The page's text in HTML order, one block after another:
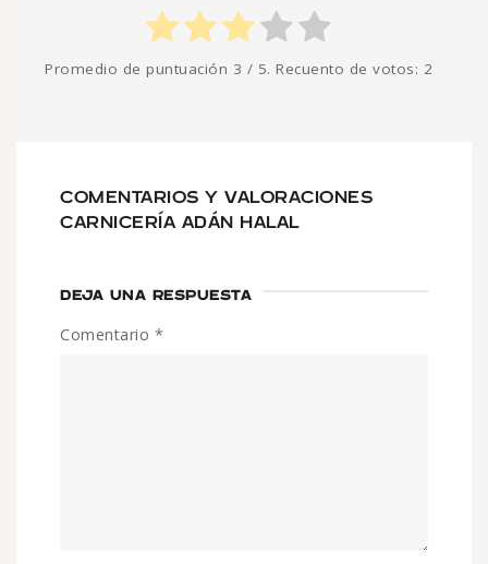
Promedio de puntuación 3 / 5. Recuento de votos: 2
COMENTARIOS Y VALORACIONES
CARNICERÍA ADÁN HALAL
DEJA UNA RESPUESTA
Comentario *